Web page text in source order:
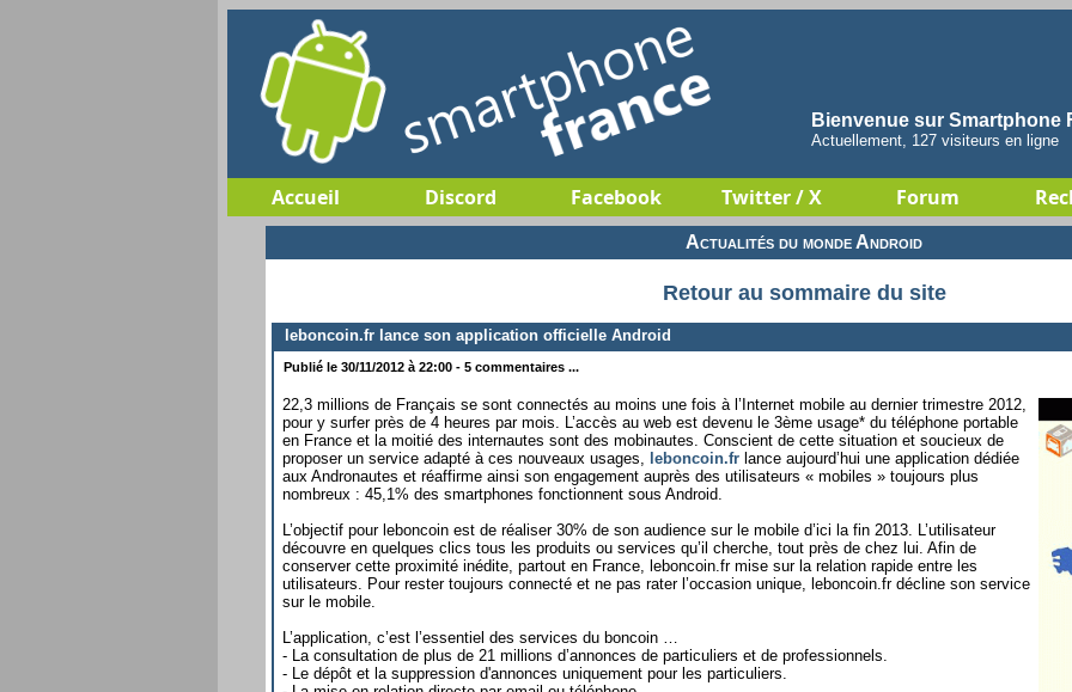
Bienvenue sur Smartphone
Actuellement, 127 visiteurs en ligne
Accueil Discord Facebook Twitter / X Forum
Actualités du monde Android
Retour au sommaire du site
leboncoin.fr lance son application officielle Android
Publié le 30/11/2012 à 22:00 - 5 commentaires ...
22,3 millions de Français se sont connectés au moins une fois à l’Internet mobile au dernier trimestre 2012,
pour y surfer près de 4 heures par mois. L’accès au web est devenu le 3ème usage* du téléphone portable
en France et la moitié des internautes sont des mobinautes. Conscient de cette situation et soucieux de
proposer un service adapté à ces nouveaux usages, leboncoin.fr lance aujourd’hui une application dédiée
aux Andronautes et réaffirme ainsi son engagement auprès des utilisateurs « mobiles » toujours plus
nombreux : 45,1% des smartphones fonctionnent sous Android.
L’objectif pour leboncoin est de réaliser 30% de son audience sur le mobile d’ici la fin 2013. L’utilisateur
découvre en quelques clics tous les produits ou services qu’il cherche, tout près de chez lui. Afin de
conserver cette proximité inédite, partout en France, leboncoin.fr mise sur la relation rapide entre les
utilisateurs. Pour rester toujours connecté et ne pas rater l’occasion unique, leboncoin.fr décline son service
sur le mobile.
L’application, c’est l’essentiel des services du boncoin …
- La consultation de plus de 21 millions d’annonces de particuliers et de professionnels.
- Le dépôt et la suppression d'annonces uniquement pour les particuliers.